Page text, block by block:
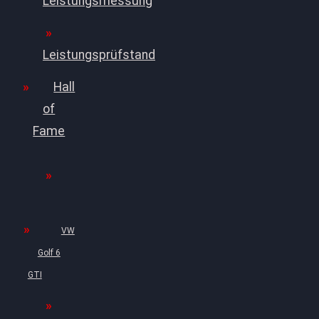
Leistungsprüfstand
Hall
of
Fame
VW
Golf 6
GTI